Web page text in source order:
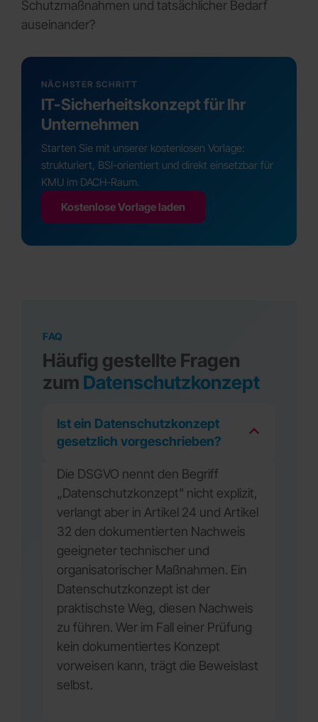
Schutzmaßnahmen und tatsächlicher Bedarf
auseinander?
NÄCHSTER SCHRITT
IT-Sicherheitskonzept für Ihr
Unternehmen
Starten Sie mit unserer kostenlosen Vorlage:
strukturiert, BSI-orientiert und direkt einsetzbar für
KMU im DACH-Raum.
Kostenlose Vorlage laden
FAQ
Häufig gestellte Fragen
zum Datenschutzkonzept
Ist ein Datenschutzkonzept
gesetzlich vorgeschrieben?
Die DSGVO nennt den Begriff
„Datenschutzkonzept" nicht explizit,
verlangt aber in Artikel 24 und Artikel
32 den dokumentierten Nachweis
geeigneter technischer und
organisatorischer Maßnahmen. Ein
Datenschutzkonzept ist der
praktischste Weg, diesen Nachweis
zu führen. Wer im Fall einer Prüfung
kein dokumentiertes Konzept
vorweisen kann, trägt die Beweislast
selbst.